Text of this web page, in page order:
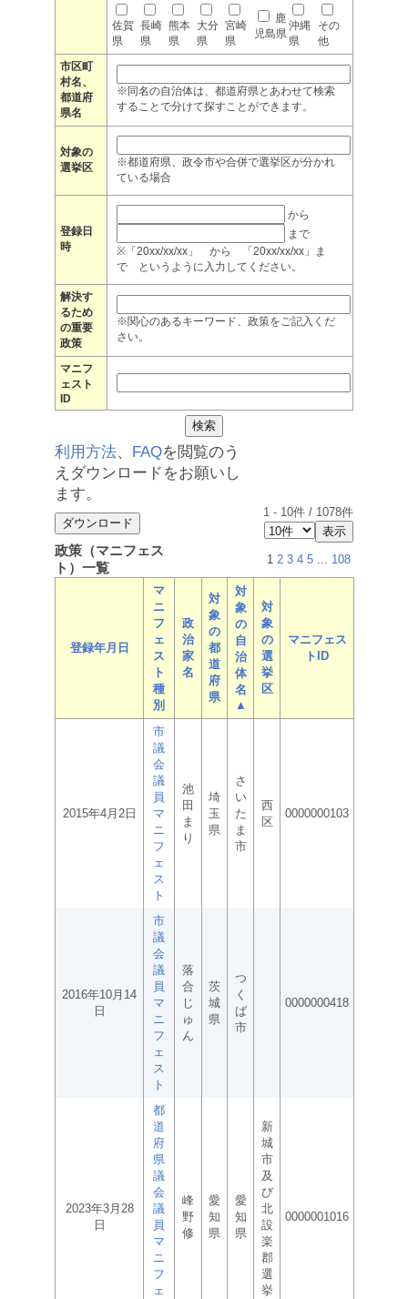
佐賀
県
長崎
県
熊本
県
大分
県
宮崎
県
鹿
児島県
沖縄
県
その
他
市区町
村名、
都道府
県名
※同名の自治体は、都道府県とあわせて検索
することで分けて探すことができます。
対象の
選挙区
※都道府県、政令市や合併で選挙区が分かれ
ている場合
登録日
時
から
まで
※「20xx/xx/xx」 から 「20xx/xx/xx」ま
で というように入力してください。
解決す
るため
の重要
政策
※関心のあるキーワード、政策をご記入くだ
さい。
マニフ
ェスト
ID
利用方法、 FAQを閲覧のう
えダウンロードをお願いし
ます。
1 - 10件 / 1078件
政策（マニフェス
ト）一覧
1 2 3 4 5 ... 108
登録年月日
マ
ニ
フ
ェ
ス
ト
種
別
政
治
家
名
対
象
の
都
道
府
県
対
象
の
自
治
体
名
▲
対
象
の
選
挙
区
マニフェス
トID
2015年4月2日
市
議
会
議
員
マ
ニ
フ
ェ
ス
ト
池
田
ま
り
埼
玉
県
さ
い
た
ま
市
西
区
0000000103
2016年10月14
日
市
議
会
議
員
マ
ニ
フ
ェ
ス
ト
落
合
じ
ゅ
ん
茨
城
県
つ
く
ば
市
0000000418
2023年3月28
日
都
道
府
県
議
会
議
員
マ
ニ
フ
ェ
峰
野
修
愛
知
県
愛
知
県
新
城
市
及
び
北
設
楽
郡
選
挙
0000001016